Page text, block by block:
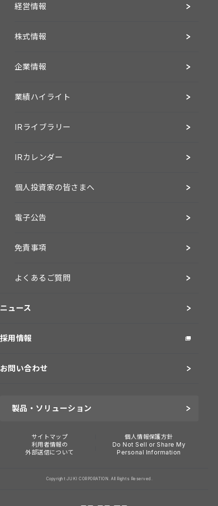
経営情報
株式情報
企業情報
業績ハイライト
IRライブラリー
IRカレンダー
個人投資家の皆さまへ
電子公告
免責事項
よくあるご質問
ニュース
採用情報
お問い合わせ
製品・ソリューション
サイトマップ
個人情報保護方針
利用者情報の
外部送信について
Do Not Sell or Share My
Personal Information
Copyright JUKI CORPORATION. All Rights Reserved.